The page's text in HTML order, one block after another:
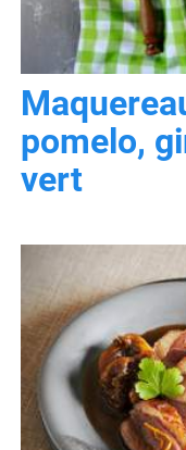
pomelo,
vert